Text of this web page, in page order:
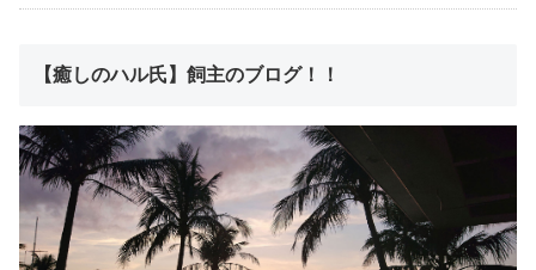
【癒しのハル氏】飼主のブログ！！